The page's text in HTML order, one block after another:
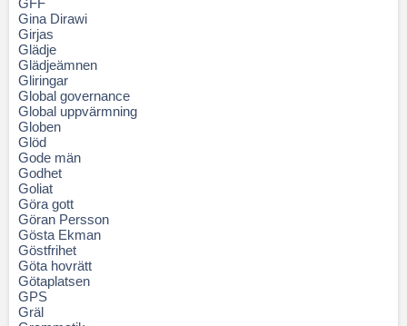
GFF
Gina Dirawi
Girjas
Glädje
Glädjeämnen
Gliringar
Global governance
Global uppvärmning
Globen
Glöd
Gode män
Godhet
Goliat
Göra gott
Göran Persson
Gösta Ekman
Göstfrihet
Göta hovrätt
Götaplatsen
GPS
Gräl